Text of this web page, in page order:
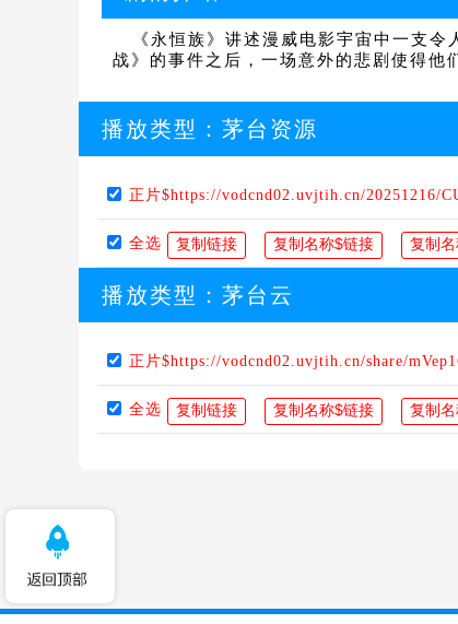
《永恒族》讲述漫威电影宇宙中一支令
战》的事件之后，一场意外的悲剧使得
播放类型： 茅台资源
正片$https://vodcnd02.uvjtih.cn/20251216/
全选
播放类型： 茅台云
正片$https://vodcnd02.uvjtih.cn/share/
全选